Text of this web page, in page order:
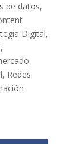
de datos,
Digital,
,
,
, Redes